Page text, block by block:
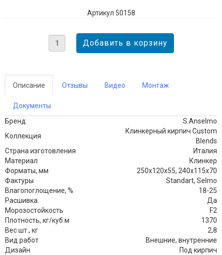
Артикул 50158
Описание Отзывы Видео Монтаж
Документы
Бренд
S.Anselmo
Коллекция
Клинкерный кирпич Custom
Blends
Страна изготовления
Италия
Материал
Клинкер
Форматы, мм
250х120х55, 240х115х70
Фактуры
Standart, Selmo
Влагопоглощение, %
18-25
Расшивка
Да
Морозостойкость
F2
Плотность, кг/куб.м
1370
Вес шт., кг
2,8
Вид работ
Внешние, внутренние
Дизайн
Под кирпич